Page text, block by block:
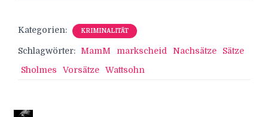
Kategorien: KRIMINALITÄT
Schlagwörter: MamM markscheid Nachsätze
Sätze
Sholmes
Vorsätze Wattsohn